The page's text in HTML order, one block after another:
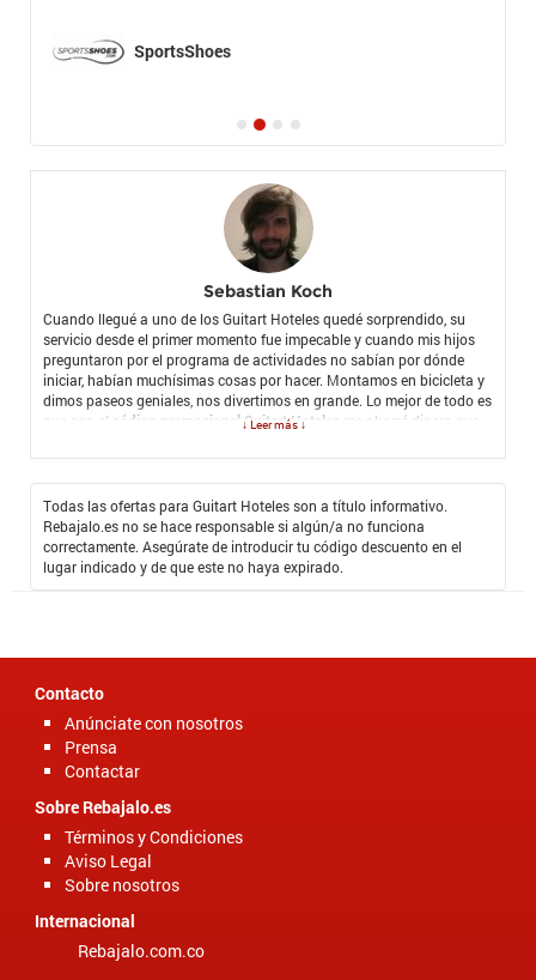
SportsShoes
Sebastian Koch
Cuando llegué a uno de los Guitart Hoteles quedé sorprendido, su
servicio desde el primer momento fue impecable y cuando mis hijos
preguntaron por el programa de actividades no sabían por dónde
iniciar, habían muchísimas cosas por hacer. Montamos en bicicleta y
dimos paseos geniales, nos divertimos en grande. Lo mejor de todo es
que con el
código promocional Guitart Hoteles
me ahorré dinero que
experiencia es inolvidable y obtener un código cupón es facilísimo.
No veo la hora de volver a planear mis vacaciones en compañía de
Guitart Hoteles, mi familia y yo estamos muy ansiosos por tener otras
vacaciones de lujo.
↓ Leer más ↓
Todas las ofertas para Guitart Hoteles son a título informativo.
Rebajalo.es no se hace responsable si algún/a no funciona
correctamente. Asegúrate de introducir tu código descuento en el
lugar indicado y de que este no haya expirado.
Contacto
Anúnciate con nosotros
Prensa
Contactar
Sobre Rebajalo.es
Términos y Condiciones
Aviso Legal
Sobre nosotros
Internacional
Rebajalo.com.co